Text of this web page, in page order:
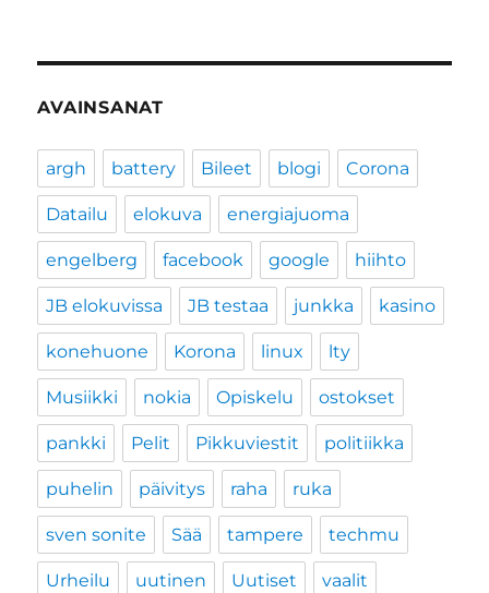
AVAINSANAT
argh battery Bileet blogi Corona
Datailu elokuva energiajuoma
engelberg facebook google hiihto
JB elokuvissa JB testaa junkka kasino
konehuone Korona linux lty
Musiikki nokia Opiskelu ostokset
pankki Pelit Pikkuviestit politiikka
puhelin päivitys raha ruka
sven sonite Sää tampere techmu
Urheilu uutinen Uutiset vaalit